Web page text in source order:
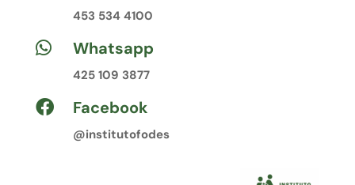
453 534 4100
 Whatsapp
425 109 3877
 Facebook
@institutofodes